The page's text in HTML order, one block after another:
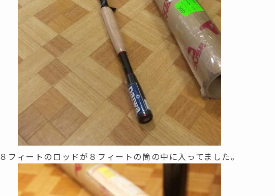
８フィートのロッドが８フィートの筒の中に入ってました。